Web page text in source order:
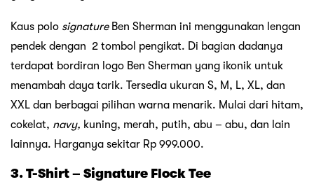
Kaus polo signature Ben Sherman ini menggunakan lengan
pendek dengan 2 tombol pengikat. Di bagian dadanya
terdapat bordiran logo Ben Sherman yang ikonik untuk
menambah daya tarik. Tersedia ukuran S, M, L, XL, dan
XXL dan berbagai pilihan warna menarik. Mulai dari hitam,
cokelat, navy, kuning, merah, putih, abu – abu, dan lain
lainnya. Harganya sekitar Rp 999.000.
3. T-Shirt – Signature Flock Tee